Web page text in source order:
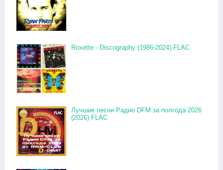
Roxette - Discography (1986-2024) FLAC
Лучшие песни Радио DFM за полгода 2026
(2026) FLAC